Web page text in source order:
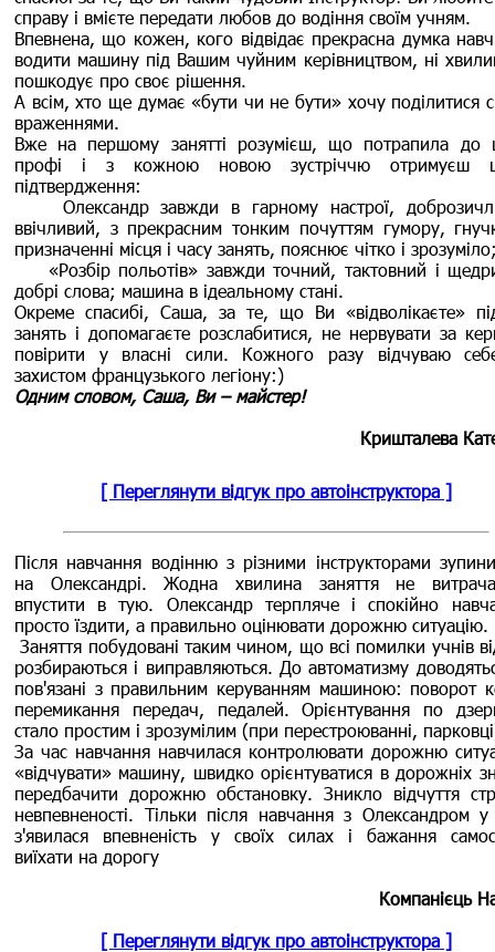
справу і вмієте передати любов до водіння своїм учням.
Впевнена, що кожен, кого відвідає прекрасна думка
водити машину під Вашим чуйним керівництвом, ні
пошкодує про своє рішення.
А всім, хто ще думає «бути чи не бути» хочу поділитися
враженнями.
Вже на першому занятті розумієш, що потрапила до
профі і з кожною новою зустріччю отримуєш
підтвердження:
Олександр завжди в гарному настрої,
ввічливий, з прекрасним тонким почуттям гумору,
призначенні місця і часу занять, пояснює чітко і
«Розбір польотів» завжди точний, тактовний і
добрі слова; машина в ідеальному стані.
Окреме спасибі, Саша, за те, що Ви «відволікаєте»
занять і допомагаєте розслабитися, не нервувати за
повірити у власні сили. Кожного разу відчуваю
захистом французького легіону:)
Одним словом, Саша, Ви – майстер!
Кришталева
[ Переглянути відгук про автоінструктора ]
Після навчання водінню з різними інструкторами
на Олександрі. Жодна хвилина заняття не
впустити в тую. Олександр терпляче і спокійно
просто їздити, а правильно оцінювати дорожню ситуацію.
Заняття побудовані таким чином, що всі помилки учнів
розбираються і виправляються. До автоматизму
пов'язані з правильним керуванням машиною: поворот
перемикання передач, педалей. Орієнтування по
стало простим і зрозумілим (при перестроюванні,
За час навчання навчилася контролювати дорожню
«відчувати» машину, швидко орієнтуватися в дорожніх
передбачити дорожню обстановку. Зникло відчуття
невпевненості. Тільки після навчання з Олександром
з'явилася впевненість у своїх силах і бажання
виїхати на дорогу
Компанієць
[ Переглянути відгук про автоінструктора ]